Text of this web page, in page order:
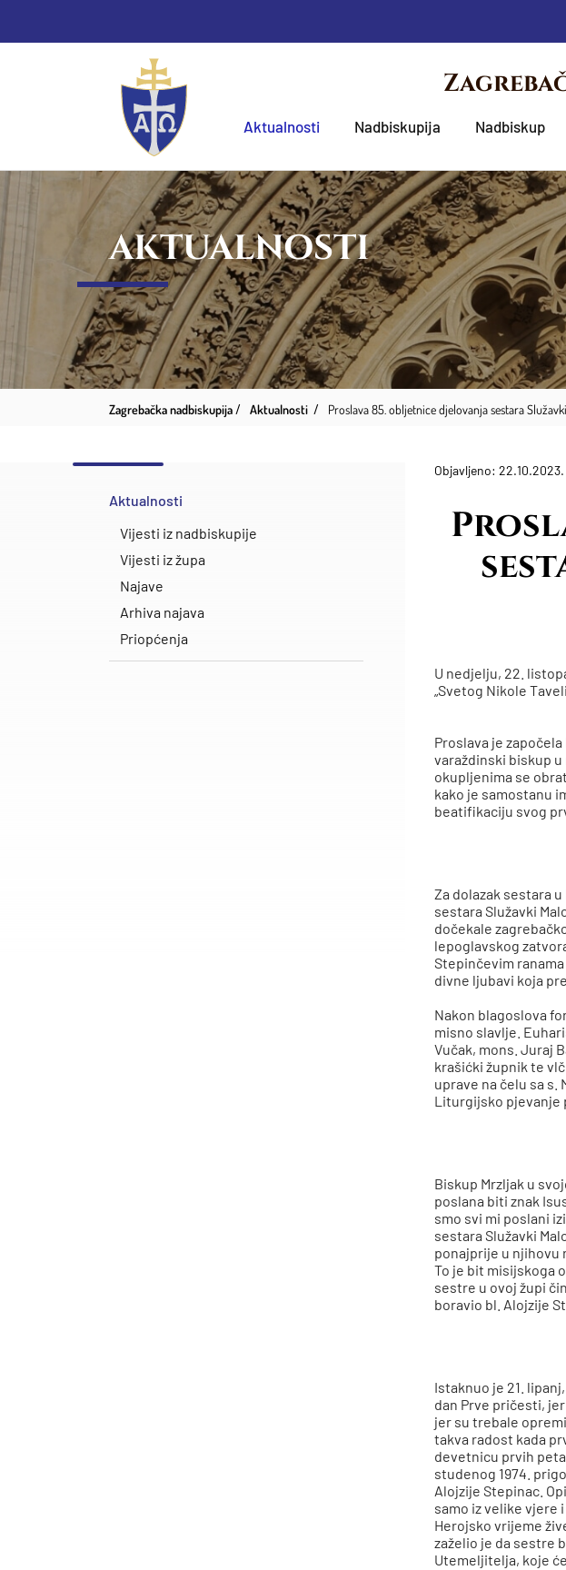
Aktualnosti Nadbiskupija Nadbiskup
AKTUALNOSTI
Zagrebačka nadbiskupija Aktualnosti Proslava 85. obljetnice djelovanja sestara
Aktualnosti
Vijesti iz nadbiskupije
Vijesti iz župa
Najave
Arhiva najava
Priopćenja
Objavljeno: 22.10.2023.
U nedjelju, 22.
„Svetog Nikole
Proslava je
varaždinski biskup
okupljenima se
kako je samostanu
beatifikaciju svog
Za dolazak sestara
sestara Služavki
dočekale
lepoglavskog
Stepinčevim
divne ljubavi koja
Nakon blagoslova
misno slavlje.
Vučak, mons. Juraj
krašićki župnik te
uprave na čelu sa s.
Liturgijsko pjevanje
Biskup Mrzljak u
poslana biti znak
smo svi mi poslani
sestara Služavki
ponajprije u njihovu
To je bit misijskoga
sestre u ovoj župi
boravio bl. Alojzije
Istaknuo je 21.
dan Prve pričesti,
jer su trebale
takva radost kada
devetnicu prvih
studenog 1974.
Alojzije Stepinac.
samo iz velike vjere
Herojsko vrijeme
zaželio je da sestre
Utemeljitelja, koje